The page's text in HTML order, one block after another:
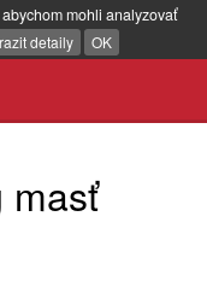
mohli analyzovať
detaily OK
masť